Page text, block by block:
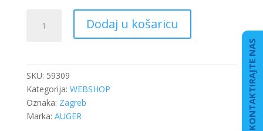
M10X1,5
Dodaj u košaricu
SKU: 59309
Kategorija: WEBSHOP
Oznaka: Zagreb
Marka: AUGER KONTAKTIRAJTE NAS